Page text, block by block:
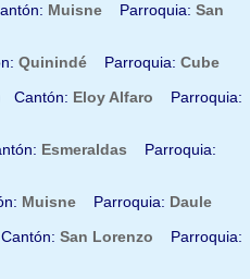
Muisne Parroquia: San
Quinindé Parroquia: Cube
Cantón: Eloy Alfaro Parroquia:
Esmeraldas Parroquia:
Muisne Parroquia: Daule
San Lorenzo Parroquia: